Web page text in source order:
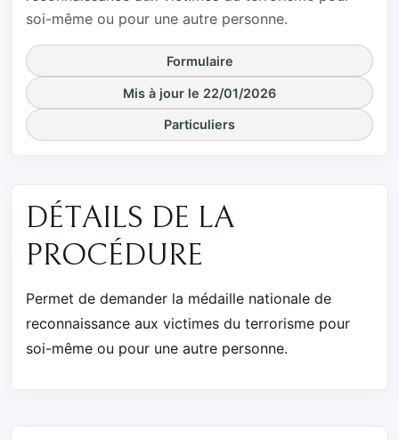
soi-même ou pour une autre personne.
Formulaire
Mis à jour le 22/01/2026
Particuliers
DÉTAILS DE LA
PROCÉDURE
Permet de demander la médaille nationale de
reconnaissance aux victimes du terrorisme pour
soi-même ou pour une autre personne.